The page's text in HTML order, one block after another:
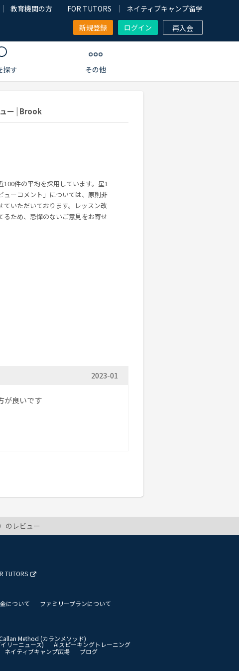
教育機関の方 FOR TUTORS
ネイティブキャンプ留学
新規登録
ログイン 再入会
探す その他
ー | Brook
100件の平均を採用しています。星1
ューコメント」については、原則非
ていただいております。レッスン改
るため、忌憚のないご意見をお寄せ
2023-01
が良いです
のレビュー
TUTORS
について ファミリープランについて
Method (カランメソッド)
リーニュース)
AIスピーキングトレーニング
ネイティブキャンプ広場 ブログ